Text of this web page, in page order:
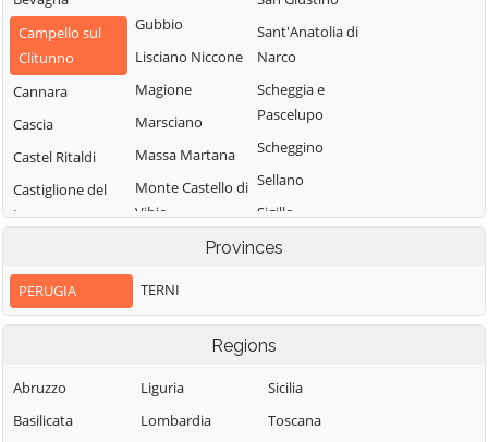
Campello sul
Clitunno
Cannara
Cascia
Castel Ritaldi
Castiglione del
Lago
Spoleto
Citerna
Gubbio
Lisciano Niccone
Magione
Marsciano
Massa Martana
Monte Castello di
Vibio
Monte Santa
Monteleone di
Montone
Nocera Umbra
Sant'Anatolia di
Narco
Scheggia e
Pascelupo
Scheggino
Sellano
Sigillo
Spello
Torgiano
Provinces
PERUGIA TERNI
Regions
Abruzzo
Basilicata
Liguria
Lombardia
Sicilia
Toscana